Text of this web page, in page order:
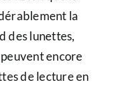
la
des lunettes,
encore
de lecture en